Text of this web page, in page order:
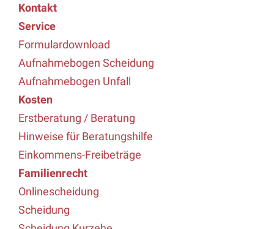
Kontakt
Service
Formulardownload
Aufnahmebogen Scheidung
Aufnahmebogen Unfall
Kosten
Erstberatung / Beratung
Hinweise für Beratungshilfe
Einkommens-Freibeträge
Familienrecht
Onlinescheidung
Scheidung